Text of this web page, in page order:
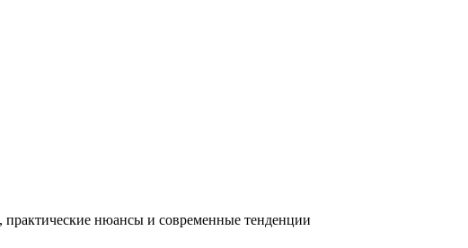
практические нюансы и современные тенденции